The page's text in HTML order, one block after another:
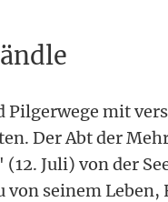
Pilgerwege mit
Der Abt der
Juli) von der
von seinem